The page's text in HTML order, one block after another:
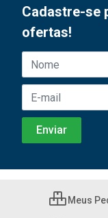
Cadastre-se
ofertas!
Meus